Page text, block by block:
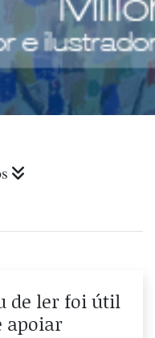
de ler foi útil
apoiar